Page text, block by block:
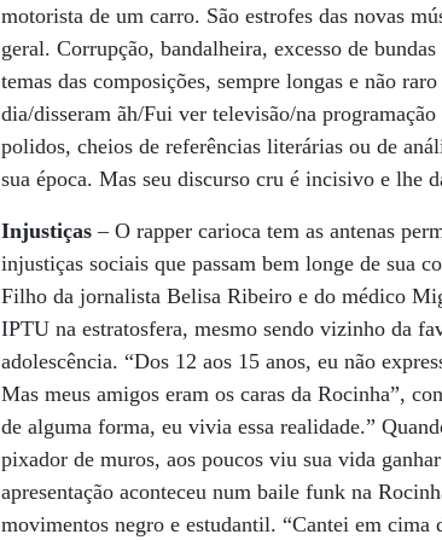
motorista de um carro. São estrofes das novas
geral. Corrupção, bandalheira, excesso de
temas das composições, sempre longas e não
dia/disseram ãh/Fui ver televisão/na
polidos, cheios de referências literárias ou de
sua época. Mas seu discurso cru é incisivo e lhe
Injustiças– O rapper carioca tem as antenas
injustiças sociais que passam bem longe de sua
Filho da jornalista Belisa Ribeiro e do médico
IPTU na estratosfera, mesmo sendo vizinho da
adolescência. “Dos 12 aos 15 anos, eu não
Mas meus amigos eram os caras da Rocinha”,
de alguma forma, eu vivia essa realidade.”
pixador de muros, aos poucos viu sua vida
apresentação aconteceu num baile funk na
movimentos negro e estudantil. “Cantei em cima